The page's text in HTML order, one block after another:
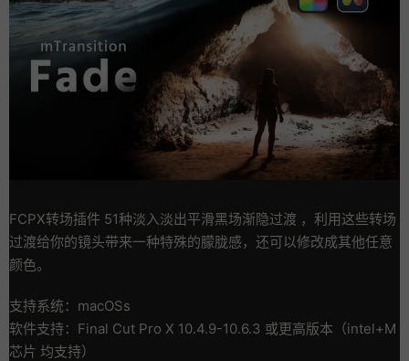
FCPX转场插件 51种淡入淡出平滑黑场渐隐过渡 ，利用这些转场
过渡给你的镜头带来一种特殊的朦胧感，还可以修改成其他任意
颜色。
支持系统：macOSs
软件支持：Final Cut Pro X 10.4.9-10.6.3 或更高版本（intel+M
芯片 均支持）